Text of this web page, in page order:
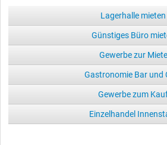
Lagerhalle mieten
Günstiges Büro
Gewerbe zur Miete
Gastronomie Bar und
Gewerbe zum
Einzelhandel